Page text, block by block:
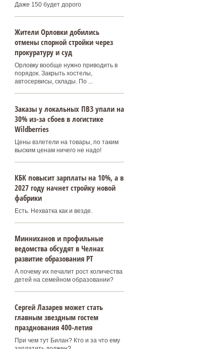
Даже 150 будет дорого
Жители Орловки добились
отмены спорной стройки через
прокуратуру и суд
Орловку вообще нужно приводить в
порядок. Закрыть хостелы,
автосервисы, склады. По ...
Заказы у локальных ПВЗ упали на
30% из-за сбоев в логистике
Wildberries
Цены взлетели на товары, по таким
выским ценам ничего не надо!
КБК повысит зарплаты на 10%, а в
2027 году начнет стройку новой
фабрики
Есть. Нехватка как и везде.
Минниханов и профильные
ведомства обсудят в Челнах
развитие образования РТ
А почему их печалит рост количества
детей на семейном образовании?
Сергей Лазарев может стать
главным звездным гостем
празднования 400‑летия
При чем тут Билан? Кто и за что ему